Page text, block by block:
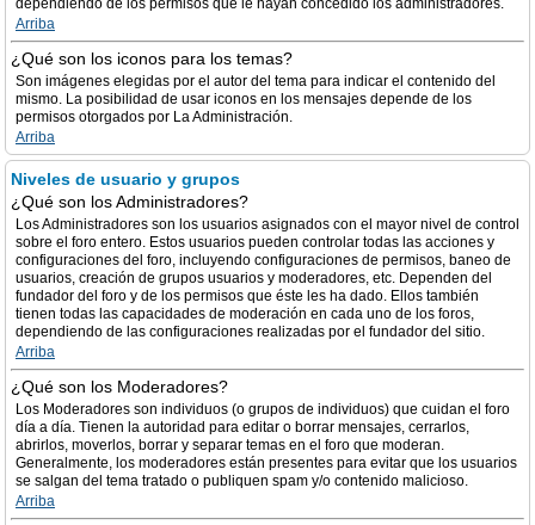
dependiendo de los permisos que le hayan concedido los administradores.
Arriba
¿Qué son los iconos para los temas?
Son imágenes elegidas por el autor del tema para indicar el contenido del
mismo. La posibilidad de usar iconos en los mensajes depende de los
permisos otorgados por La Administración.
Arriba
Niveles de usuario y grupos
¿Qué son los Administradores?
Los Administradores son los usuarios asignados con el mayor nivel de control
sobre el foro entero. Estos usuarios pueden controlar todas las acciones y
configuraciones del foro, incluyendo configuraciones de permisos, baneo de
usuarios, creación de grupos usuarios y moderadores, etc. Dependen del
fundador del foro y de los permisos que éste les ha dado. Ellos también
tienen todas las capacidades de moderación en cada uno de los foros,
dependiendo de las configuraciones realizadas por el fundador del sitio.
Arriba
¿Qué son los Moderadores?
Los Moderadores son individuos (o grupos de individuos) que cuidan el foro
día a día. Tienen la autoridad para editar o borrar mensajes, cerrarlos,
abrirlos, moverlos, borrar y separar temas en el foro que moderan.
Generalmente, los moderadores están presentes para evitar que los usuarios
se salgan del tema tratado o publiquen spam y/o contenido malicioso.
Arriba